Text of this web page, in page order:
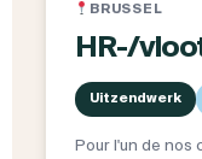
BRUSSEL
HR-/
Uitzendwerk
Pour l'un de nos